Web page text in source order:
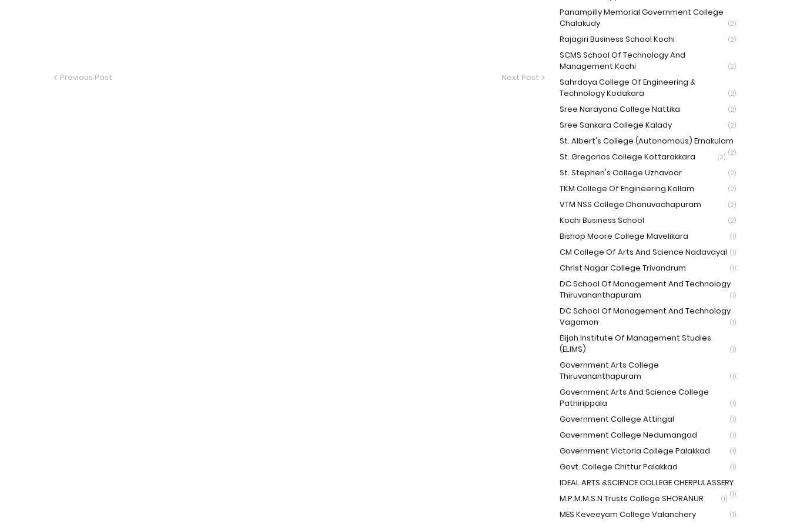
Previous Post Next Post
Panampilly Memorial Government College
Chalakudy
(2)
Rajagiri Business School Kochi (2)
SCMS School Of Technology And
Management Kochi
(2)
Sahrdaya College Of Engineering &
Technology Kodakara
(2)
Sree Narayana College Nattika (2)
Sree Sankara College Kalady (2)
St. Albert's College (Autonomous) Ernakulam
(2)
St. Gregorios College Kottarakkara (2)
St. Stephen's College Uzhavoor (2)
TKM College Of Engineering Kollam (2)
VTM NSS College Dhanuvachapuram (2)
Kochi Business School (2)
Bishop Moore College Mavelikara (1)
CM College Of Arts And Science Nadavayal (1)
Christ Nagar College Trivandrum (1)
DC School Of Management And Technology
Thiruvananthapuram
(1)
DC School Of Management And Technology
Vagamon
(1)
Elijah Institute Of Management Studies
(ELIMS)
(1)
Government Arts College
Thiruvananthapuram
(1)
Government Arts And Science College
Pathirippala
(1)
Government College Attingal (1)
Government College Nedumangad (1)
Government Victoria College Palakkad (1)
Govt. College Chittur Palakkad (1)
IDEAL ARTS &SCIENCE COLLEGE CHERPULASSERY
(1)
M.P.M.M.S.N Trusts College SHORANUR (1)
MES Keveeyam College Valanchery (1)